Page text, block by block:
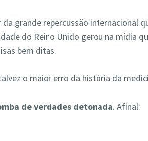
da grande repercussão internacional
do Reino Unido gerou na mídia
bem ditas.
o maior erro da história da
de verdades detonada. Afinal: